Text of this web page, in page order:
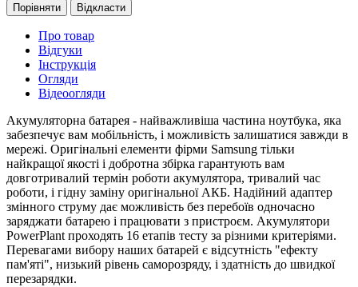
Порівняти Відкласти
Про товар
Відгуки
Інструкція
Огляди
Відеоогляди
Акумуляторна батарея - найважливіша частина ноутбука, яка
забезпечує вам мобільність, і можливість залишатися завжди в
мережі. Оригінальні елементи фірми Samsung тільки
найкращої якості і добротна збірка гарантують вам
довготривалий термін роботи акумулятора, тривалий час
роботи, і гідну заміну оригінальної АКБ. Надійний адаптер
змінного струму дає можливість без перебоїв одночасно
заряджати батарею і працювати з пристроєм. Акумулятори
PowerPlant проходять 16 етапів тесту за різними критеріями.
Перевагами вибору наших батарей є відсутність "ефекту
пам'яті", низький рівень саморозряду, і здатність до швидкої
перезарядки.